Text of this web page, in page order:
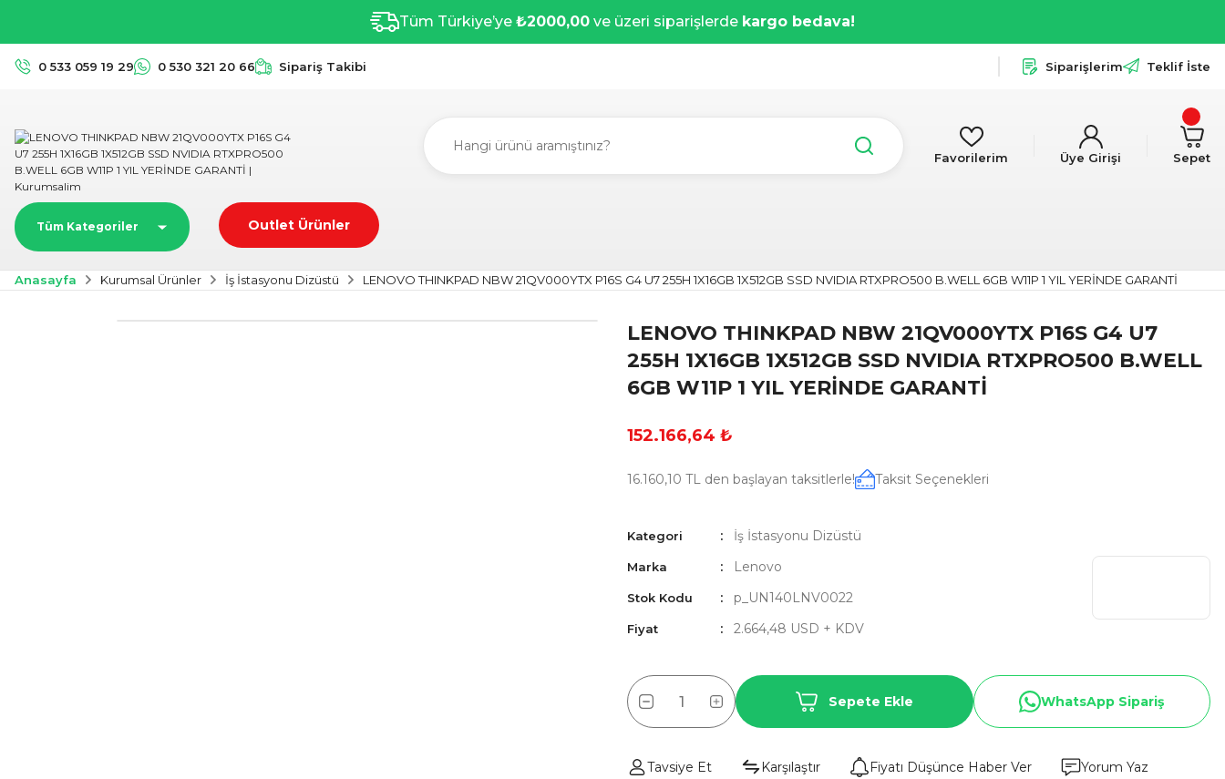
Tüm Türkiye’ye ₺2000,00 ve üzeri siparişlerde kargo bedava!
0 533 059 19 29 0 530 321 20 66 Sipariş Takibi Siparişlerim Teklif İste
Favorilerim Üye Girişi Sepet
Tüm Kategoriler Outlet Ürünler
Anasayfa Kurumsal Ürünler İş İstasyonu Dizüstü LENOVO THINKPAD NBW 21QV000YTX P16S G4 U7 255H 1X16GB 1X512GB SSD NVIDIA RTXPRO500 B.WELL 6GB W11P 1 YIL YERİNDE GARANTİ
LENOVO THINKPAD NBW 21QV000YTX P16S G4 U7
255H 1X16GB 1X512GB SSD NVIDIA RTXPRO500 B.WELL
6GB W11P 1 YIL YERİNDE GARANTİ
152.166,64 ₺
16.160,10 TL den başlayan taksitlerle! Taksit Seçenekleri
Kategori İş İstasyonu Dizüstü
Marka Lenovo
Stok Kodu p_UN140LNV0022
Fiyat 2.664,48 USD + KDV
Sepete Ekle WhatsApp Sipariş
Tavsiye Et Karşılaştır Fiyatı Düşünce Haber Ver Yorum Yaz